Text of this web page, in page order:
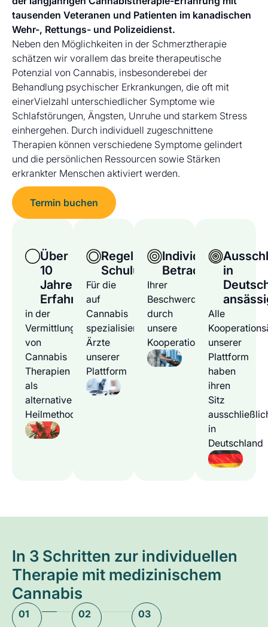
tausenden Veteranen und Patienten im kanadischen
Wehr-, Rettungs- und Polizeidienst.
Neben den Möglichkeiten in der Schmerztherapie
schätzen wir vorallem das breite therapeutische
Potenzial von Cannabis, insbesonderebei der
Behandlung psychischer Erkrankungen, die oft mit
einerVielzahl unterschiedlicher Symptome wie
Schlafstörungen, Ängsten, Unruhe und starkem Stress
einhergehen. Durch individuell zugeschnittene
Therapien können verschiedene Symptome gelindert
und die persönlichen Ressourcen sowie Stärken
erkrankter Menschen aktiviert werden.
Termin buchen
Über
10
Jahre
Erfahrung
in der
Vermittlung
von
Cannabis
Therapien
als
alternative
Heilmethode
Regelmäßige
Schulungen
Für die
auf
Cannabis
spezialisierten
Ärzte
unserer
Plattform
Individuelle
Betrachtung
Ihrer
Beschwerden
durch
unsere
Kooperationsärzte
in
Alle
unserer
Plattform
haben
ihren
Sitz
in
Deutschland
In 3 Schritten zur individuellen
Therapie mit medizinischem
Cannabis
01 02 03